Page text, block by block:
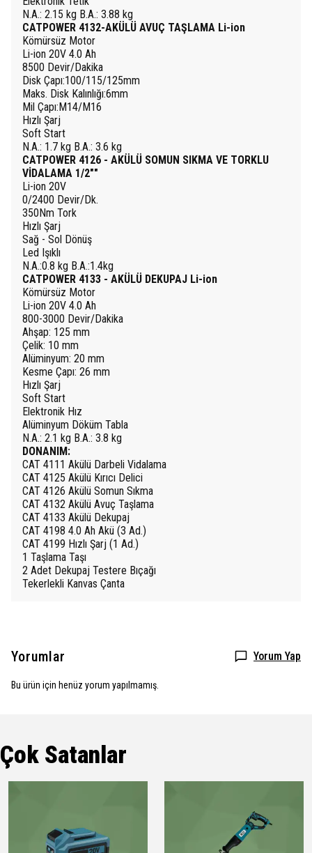
N.A.: 2.15 kg B.A.: 3.88 kg
CATPOWER 4132-AKÜLÜ AVUÇ TAŞLAMA Li-ion
Kömürsüz Motor
Li-ion 20V 4.0 Ah
8500 Devir/Dakika
Disk Çapı:100/115/125mm
Maks. Disk Kalınlığı:6mm
Mil Çapı:M14/M16
Hızlı Şarj
Soft Start
N.A.: 1.7 kg B.A.: 3.6 kg
CATPOWER 4126 - AKÜLÜ SOMUN SIKMA VE TORKLU
VİDALAMA 1/2""
Li-ion 20V
0/2400 Devir/Dk.
350Nm Tork
Hızlı Şarj
Sağ - Sol Dönüş
Led Işıklı
N.A.:0.8 kg B.A.:1.4kg
CATPOWER 4133 - AKÜLÜ DEKUPAJ Li-ion
Kömürsüz Motor
Li-ion 20V 4.0 Ah
800-3000 Devir/Dakika
Ahşap: 125 mm
Çelik: 10 mm
Alüminyum: 20 mm
Kesme Çapı: 26 mm
Hızlı Şarj
Soft Start
Elektronik Hız
Alüminyum Döküm Tabla
N.A.: 2.1 kg B.A.: 3.8 kg
DONANIM:
CAT 4111 Akülü Darbeli Vidalama
CAT 4125 Akülü Kırıcı Delici
CAT 4126 Akülü Somun Sıkma
CAT 4132 Akülü Avuç Taşlama
CAT 4133 Akülü Dekupaj
CAT 4198 4.0 Ah Akü (3 Ad.)
CAT 4199 Hızlı Şarj (1 Ad.)
1 Taşlama Taşı
2 Adet Dekupaj Testere Bıçağı
Tekerlekli Kanvas Çanta
Yorumlar Yorum Yap
Bu ürün için henüz yorum yapılmamış.
Çok Satanlar